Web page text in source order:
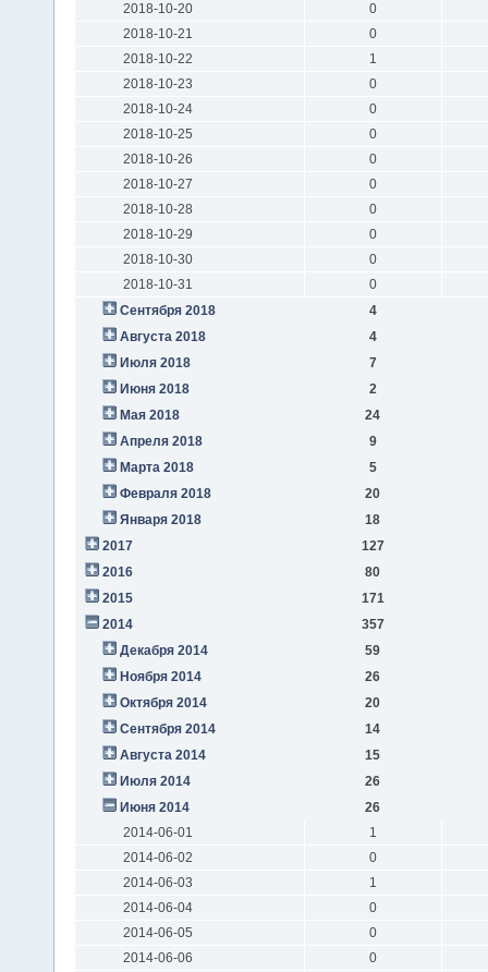
2018-10-20
0
2018-10-21
0
2018-10-22
1
2018-10-23
0
2018-10-24
0
2018-10-25
0
2018-10-26
0
2018-10-27
0
2018-10-28
0
2018-10-29
0
2018-10-30
0
2018-10-31
0
Сентября 2018
4
Августа 2018
4
Июля 2018
7
Июня 2018
2
Мая 2018
24
Апреля 2018
9
Марта 2018
5
Февраля 2018
20
Января 2018
18
2017
127
2016
80
2015
171
2014
357
Декабря 2014
59
Ноября 2014
26
Октября 2014
20
Сентября 2014
14
Августа 2014
15
Июля 2014
26
Июня 2014
26
2014-06-01
1
2014-06-02
0
2014-06-03
1
2014-06-04
0
2014-06-05
0
2014-06-06
0